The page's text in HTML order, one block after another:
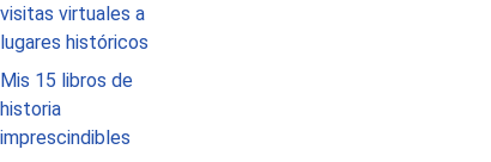
visitas virtuales a
lugares históricos
Mis 15 libros de
historia
imprescindibles